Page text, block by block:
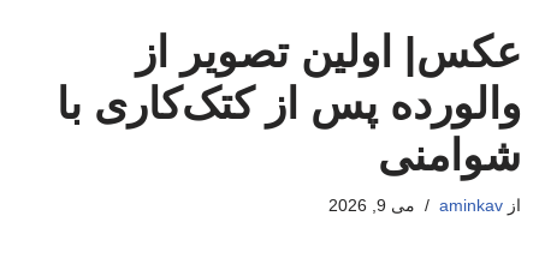
عکس| اولین تصویر از
والورده پس از کتک‌کاری با
شوامنی
از aminkav می 9, 2026